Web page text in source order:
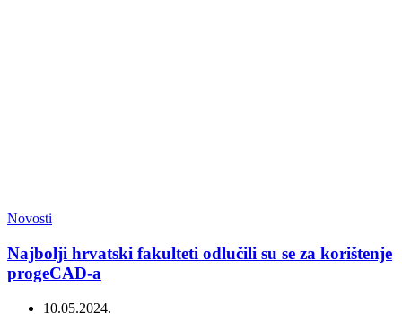
Novosti
Najbolji hrvatski fakulteti odlučili su se za korištenje
progeCAD-a
10.05.2024.